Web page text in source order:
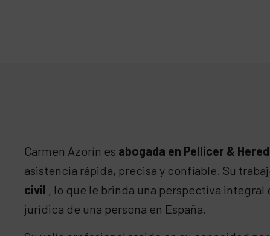
Carmen Azorín es abogada en Pellicer &
asistencia rápida, precisa y confiable. Su
civil , lo que le brinda una perspectiva
jurídica de una persona en España.